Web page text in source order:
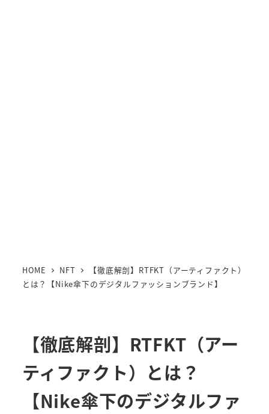
HOME NFT
【徹底解剖】RTFKT（アーティファクト）
とは？【Nike傘下のデジタルファッションブランド】
【徹底解剖】RTFKT（アー
ティファクト）とは？
【Nike傘下のデジタルファ